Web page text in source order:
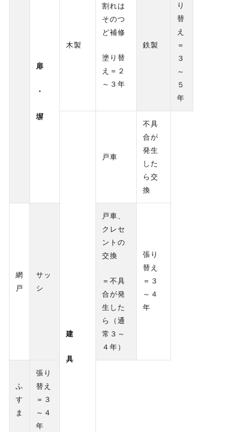
扉
・
塀
木製
割れは
そのつ
ど補修
塗り替
え＝２
～３年
鉄製
り
替
え
＝
３
～
５
年
建
具
戸車
不具
合が
発生
した
ら交
換
サッ
シ
戸車、
クレセ
ントの
交換
＝不具
合が発
生した
ら（通
常３～
４年）
網
戸
張り
替え
＝３
～４
年
ふ
す
ま
張り
替え
＝３
～４
年